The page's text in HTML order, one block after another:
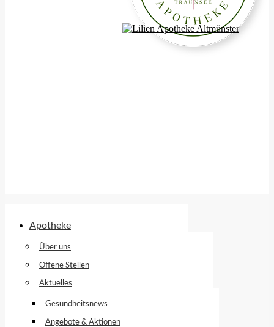
Apotheke
Über uns
Offene Stellen
Aktuelles
Gesundheitsnews
Angebote & Aktionen